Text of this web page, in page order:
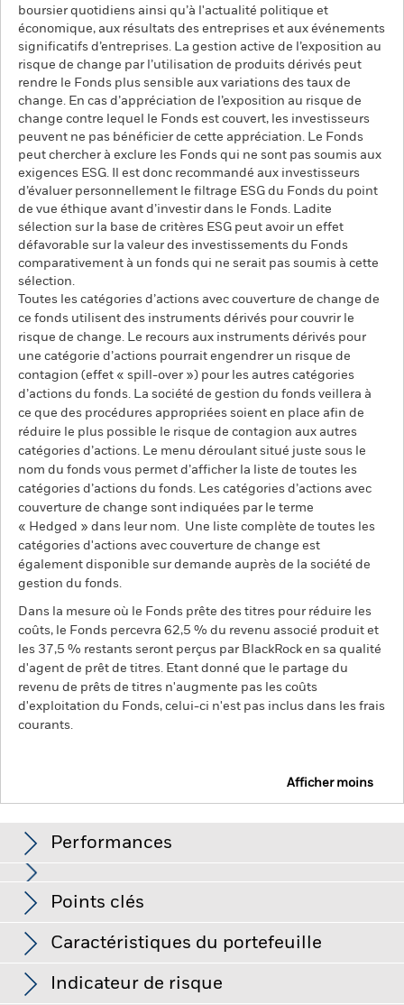
boursier quotidiens ainsi qu’à l'actualité politique et
économique, aux résultats des entreprises et aux événements
significatifs d’entreprises. La gestion active de l’exposition au
risque de change par l’utilisation de produits dérivés peut
rendre le Fonds plus sensible aux variations des taux de
change. En cas d’appréciation de l’exposition au risque de
change contre lequel le Fonds est couvert, les investisseurs
peuvent ne pas bénéficier de cette appréciation. Le Fonds
peut chercher à exclure les Fonds qui ne sont pas soumis aux
exigences ESG. Il est donc recommandé aux investisseurs
d’évaluer personnellement le filtrage ESG du Fonds du point
de vue éthique avant d’investir dans le Fonds. Ladite
sélection sur la base de critères ESG peut avoir un effet
défavorable sur la valeur des investissements du Fonds
comparativement à un fonds qui ne serait pas soumis à cette
sélection.
Toutes les catégories d’actions avec couverture de change de
ce fonds utilisent des instruments dérivés pour couvrir le
risque de change. Le recours aux instruments dérivés pour
une catégorie d’actions pourrait engendrer un risque de
contagion (effet « spill-over ») pour les autres catégories
d’actions du fonds. La société de gestion du fonds veillera à
ce que des procédures appropriées soient en place afin de
réduire le plus possible le risque de contagion aux autres
catégories d’actions. Le menu déroulant situé juste sous le
nom du fonds vous permet d’afficher la liste de toutes les
catégories d’actions du fonds. Les catégories d’actions avec
couverture de change sont indiquées par le terme
« Hedged » dans leur nom. Une liste complète de toutes les
catégories d'actions avec couverture de change est
également disponible sur demande auprès de la société de
gestion du fonds.
Dans la mesure où le Fonds prête des titres pour réduire les
coûts, le Fonds percevra 62,5 % du revenu associé produit et
les 37,5 % restants seront perçus par BlackRock en sa qualité
d'agent de prêt de titres. Etant donné que le partage du
revenu de prêts de titres n'augmente pas les coûts
d'exploitation du Fonds, celui-ci n'est pas inclus dans les frais
courants.
Afficher moins
Performances
Voir le graphique complet
Performances
Les marchés émergents sont généralement plus sensibles
aux conditions économiques et politiques que les marchés
développés. D'autres facteurs incluent un « Risque de
liquidité » plus élevé, des restrictions à l'investissement ou au
transfert d'actifs, l'échec/le retard de livraison de titres ou de
paiements au Fonds et des risques liés au développement
durable.
La valeur des actions ou titres liés à des actions peut
Points clés
Net Assets of Fund
Date de lancement du Fonds 12/nov./2010
Caractéristiques du portefeuille
Nombre de positions
Indicateur de risque